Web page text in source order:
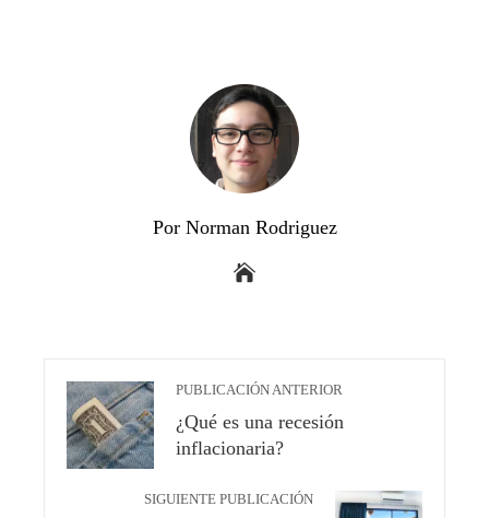
Por Norman Rodriguez
PUBLICACIÓN ANTERIOR
¿Qué es una recesión
inflacionaria?
SIGUIENTE PUBLICACIÓN